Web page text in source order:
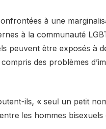
à une
à la communauté
peuvent être exposés à
des problèmes
ils, « seul un petit
les hommes bisexuels